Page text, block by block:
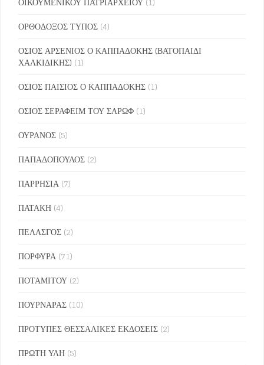
ΟΡΘΟΔΟΞΟΣ ΤΥΠΟΣ (4)
ΟΣΙΟΣ ΑΡΣΕΝΙΟΣ Ο ΚΑΠΠΑΔΟΚΗΣ (ΒΑΤΟΠΑΙΔΙ
ΧΑΛΚΙΔΙΚΗΣ) (1)
ΟΣΙΟΣ ΠΑΙΣΙΟΣ Ο ΚΑΠΠΑΔΟΚΗΣ (1)
ΟΣΙΟΣ ΣΕΡΑΦΕΙΜ ΤΟΥ ΣΑΡΩΦ (1)
ΟΥΡΑΝΟΣ (5)
ΠΑΠΑΔΟΠΟΥΛΟΣ (2)
ΠΑΡΡΗΣΙΑ (7)
ΠΑΤΑΚΗ (4)
ΠΕΛΑΣΓΟΣ (2)
ΠΟΡΦΥΡΑ (71)
ΠΟΤΑΜΙΤΟΥ (2)
ΠΟΥΡΝΑΡΑΣ (10)
ΠΡΟΤΥΠΕΣ ΘΕΣΣΑΛΙΚΕΣ ΕΚΔΟΣΕΙΣ (2)
ΠΡΩΤΗ ΥΛΗ (5)